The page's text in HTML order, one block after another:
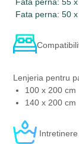
Fata perna: 50
Lenjeria pentru
100 x 200 cm
140 x 200 cm
Intretinere